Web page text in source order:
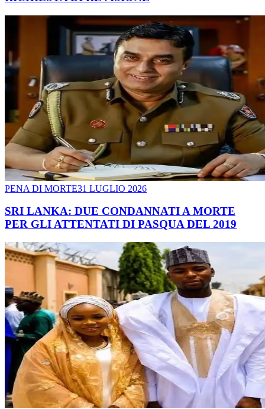
PENA DI MORTE31 LUGLIO 2026
SRI LANKA: DUE CONDANNATI A MORTE
PER GLI ATTENTATI DI PASQUA DEL 2019